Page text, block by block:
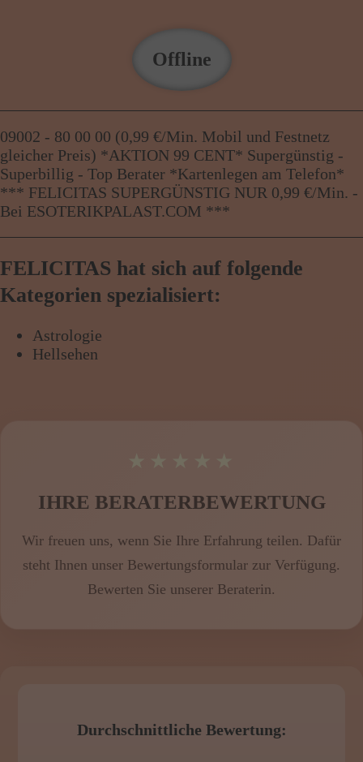
Offline
09002 - 80 00 00 (0,99 €/Min. Mobil und Festnetz
gleicher Preis) *AKTION 99 CENT* Supergünstig -
Superbillig - Top Berater *Kartenlegen am Telefon*
*** FELICITAS SUPERGÜNSTIG NUR 0,99 €/Min. -
Bei ESOTERIKPALAST.COM ***
FELICITAS hat sich auf folgende
Kategorien spezialisiert:
Astrologie
Hellsehen
IHRE BERATERBEWERTUNG
Wir freuen uns, wenn Sie Ihre Erfahrung teilen. Dafür
steht Ihnen unser Bewertungsformular zur Verfügung.
Bewerten Sie unserer Beraterin.
Durchschnittliche Bewertung: